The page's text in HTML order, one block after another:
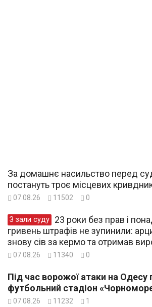
За домашнє насильство перед
постануть троє місцевих
07.08.26 11502 0
З зали суду
гривень штрафів не зупинили:
знову сів за кермо та отримав
07.08.26 11340 0
Під час ворожої атаки на
футбольний стадіон
07.08.26 11232 1